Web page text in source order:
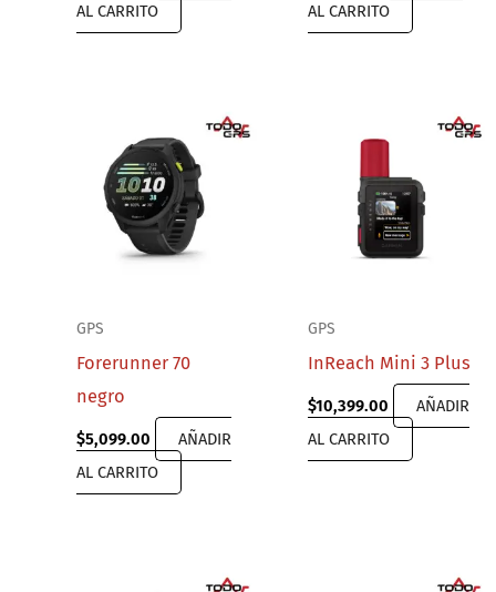
AL CARRITO
AL CARRITO
GPS
Forerunner 70
negro
$5,099.00
AÑADIR
AL CARRITO
GPS
InReach Mini 3 Plus
$10,399.00
AÑADIR
AL CARRITO